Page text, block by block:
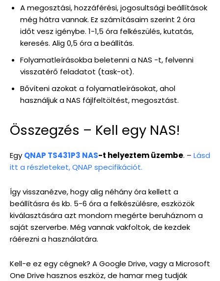
A megosztási, hozzáférési, jogosultsági beállítások
még hátra vannak. Ez számításaim szerint 2 óra
időt vesz igénybe. 1-1,5 óra felkészülés, kutatás,
keresés. Alig 0,5 óra a beállítás.
Folyamatleírásokba beletenni a NAS -t, felvenni
visszatérő feladatot (task-ot).
Bővíteni azokat a folyamatleírásokat, ahol
használjuk a NAS fájlfeltöltést, megosztást.
Összegzés – Kell egy NAS!
Egy QNAP TS431P3 NAS-t helyeztem üzembe. – Lásd
itt a részleteket, QNAP specifikációt.
Így visszanézve, hogy alig néhány óra kellett a
beállításra és kb. 5-6 óra a felkészülésre, eszközök
kiválasztására azt mondom megérte beruháznom a
saját szerverbe. Még vannak vakfoltok, de kezdek
ráérezni a használatára.
Kell-e ez egy cégnek? A Google Drive, vagy a Microsoft
One Drive hasznos eszköz, de hamar meg tudják